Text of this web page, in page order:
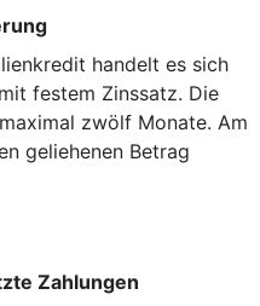
handelt es sich
festem Zinssatz. Die
zwölf Monate. Am
geliehenen Betrag
Zahlungen